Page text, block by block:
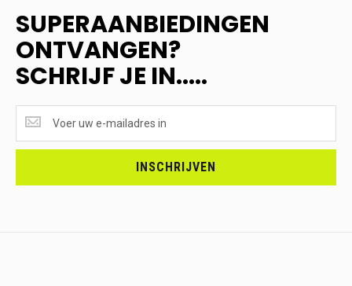
SUPERAANBIEDINGEN
ONTVANGEN?
SCHRIJF JE IN.....
ONTVANGEN?
<br>SCHRIJF
INSCHRIJVEN